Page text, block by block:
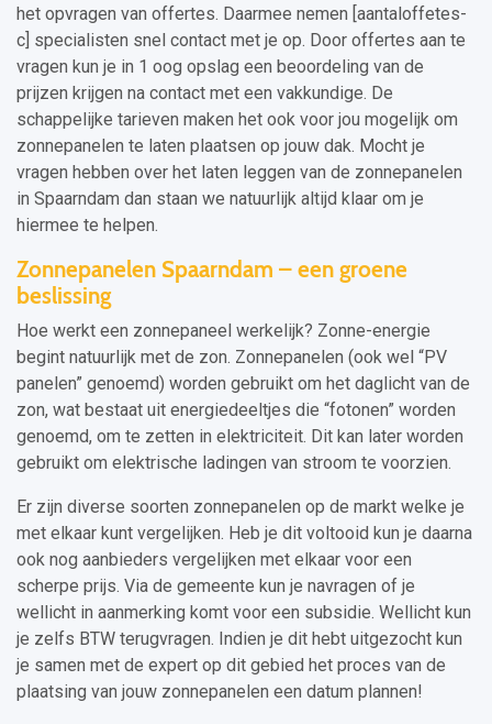
het opvragen van offertes. Daarmee nemen [aantaloffetes-
c] specialisten snel contact met je op. Door offertes aan te
vragen kun je in 1 oog opslag een beoordeling van de
prijzen krijgen na contact met een vakkundige. De
schappelijke tarieven maken het ook voor jou mogelijk om
zonnepanelen te laten plaatsen op jouw dak. Mocht je
vragen hebben over het laten leggen van de zonnepanelen
in Spaarndam dan staan we natuurlijk altijd klaar om je
hiermee te helpen.
Zonnepanelen Spaarndam – een groene
beslissing
Hoe werkt een zonnepaneel werkelijk? Zonne-energie
begint natuurlijk met de zon. Zonnepanelen (ook wel “PV
panelen” genoemd) worden gebruikt om het daglicht van de
zon, wat bestaat uit energiedeeltjes die “fotonen” worden
genoemd, om te zetten in elektriciteit. Dit kan later worden
gebruikt om elektrische ladingen van stroom te voorzien.
Er zijn diverse soorten zonnepanelen op de markt welke je
met elkaar kunt vergelijken. Heb je dit voltooid kun je daarna
ook nog aanbieders vergelijken met elkaar voor een
scherpe prijs. Via de gemeente kun je navragen of je
wellicht in aanmerking komt voor een subsidie. Wellicht kun
je zelfs BTW terugvragen. Indien je dit hebt uitgezocht kun
je samen met de expert op dit gebied het proces van de
plaatsing van jouw zonnepanelen een datum plannen!